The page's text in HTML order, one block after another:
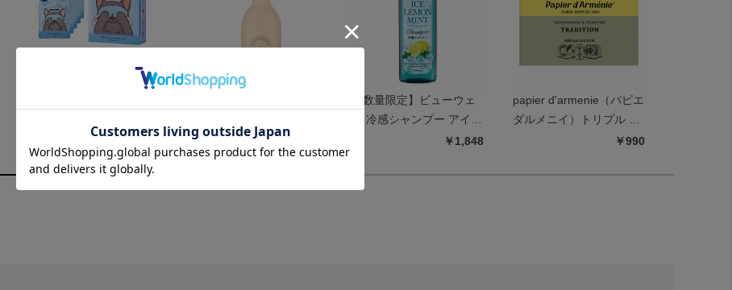
ーブ 400mL
【数量限定】ビューウェ
ル 冷感シャンプー アイス
￥1,848
papier d'armenie（パピエ
ダルメニイ）トリプル ト
￥990